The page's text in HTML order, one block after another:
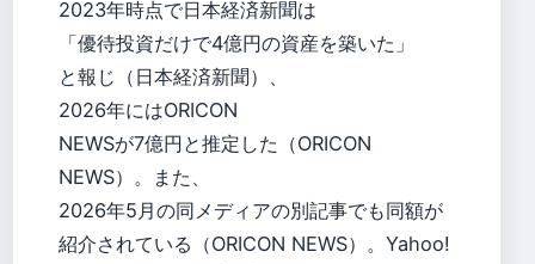
2023年時点で日本経済新聞は
「優待投資だけで4億円の資産を築いた」
と報じ（日本経済新聞）、
2026年にはORICON
NEWSが7億円と推定した（ORICON
NEWS）。また、
2026年5月の同メディアの別記事でも同額が
紹介されている（ORICON NEWS）。Yahoo!